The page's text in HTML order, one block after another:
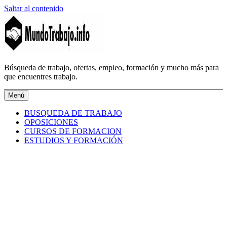
Saltar al contenido
MundoTrabajo.info
Búsqueda de trabajo, ofertas, empleo, formación y mucho más para
que encuentres trabajo.
Menú
BUSQUEDA DE TRABAJO
OPOSICIONES
CURSOS DE FORMACION
ESTUDIOS Y FORMACIÓN